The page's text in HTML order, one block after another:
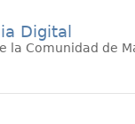
Digital
la Comunidad de